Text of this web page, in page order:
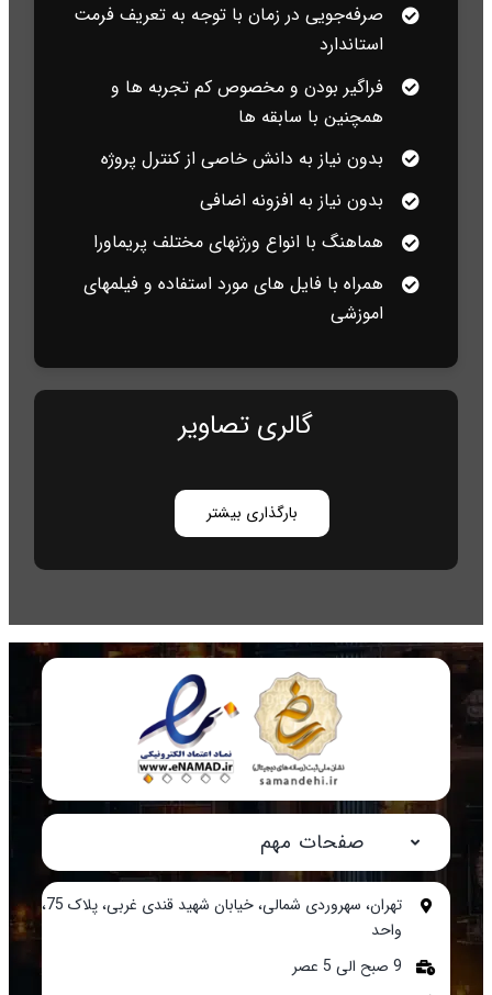
صرفه‌جویی در زمان با توجه به تعریف فرمت
استاندارد
فراگیر بودن و مخصوص کم تجربه ها و
همچنین با سابقه ها
بدون نیاز به دانش خاصی از کنترل پروژه
بدون نیاز به افزونه اضافی
هماهنگ با انواع ورژنهای مختلف پریماورا
همراه با فایل های مورد استفاده و فیلمهای
اموزشی
گالری تصاویر
بارگذاری بیشتر
صفحات مهم
تهران، سهروردی شمالی، خیابان شهید قندی غربی، پلاک 75،
واحد
9 صبح الی 5 عصر